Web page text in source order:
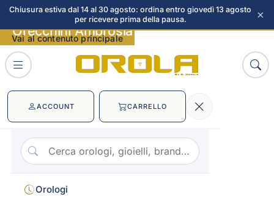
Chiusura estiva dal 14 al 30 agosto: ordina entro giovedì 13 agosto
per ricevere prima della pausa.
×
Vai al contenuto principale
ACCOUNT CARRELLO
Orologi
Orecchini Ambrosia immagini